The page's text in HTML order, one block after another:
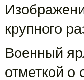
крупного
Военный
отметкой о